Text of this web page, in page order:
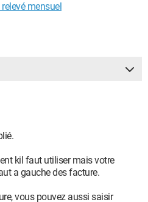
mensuel
kil faut utiliser mais votre
a gauche des facture.
vous pouvez aussi saisir